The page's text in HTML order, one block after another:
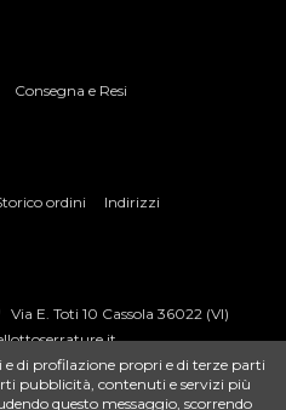
Consegna e Resi
ordini
Indirizzi
Via E. Toti 10 Cassola 36022 (VI)
di profilazione propri e di terze parti
pubblicità, contenuti e servizi più
questo messaggio, scorrendo